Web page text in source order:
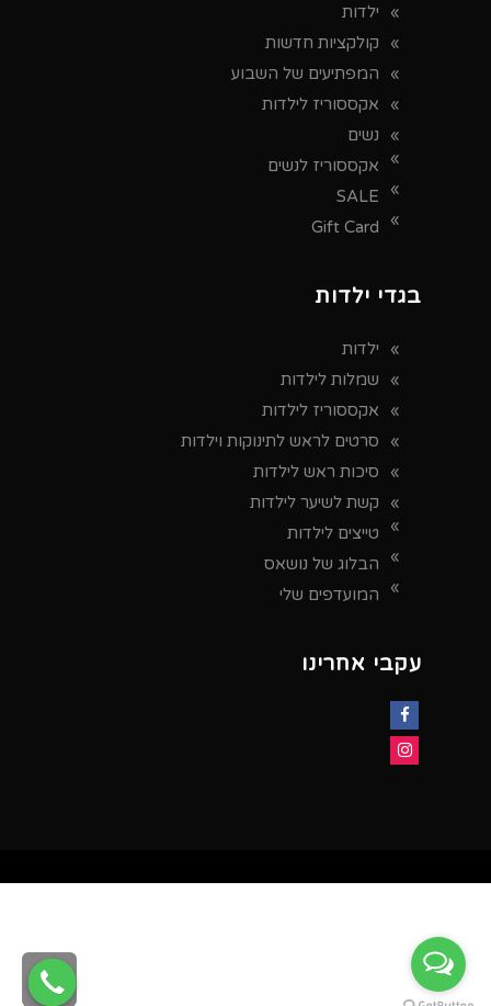
ילדות
קולקציות חדשות
המפתיעים של השבוע
אקססוריז לילדות
נשים
אקססוריז לנשים
SALE
Gift Card
בגדי ילדות
ילדות
שמלות לילדות
אקססוריז לילדות
סרטים לראש לתינוקות וילדות
סיכות ראש לילדות
קשת לשיער לילדות
טייצים לילדות
הבלוג של נושאס
המועדפים שלי
עקבי אחרינו
Facebook